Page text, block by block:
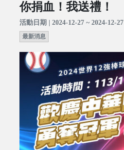
你捐血！我送禮！
活動日期 | 2024-12-27 ~ 2024-12-27
最新消息